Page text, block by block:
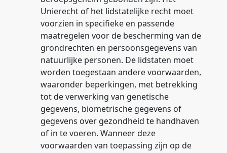
Unierecht of het lidstatelijke recht moet
voorzien in specifieke en passende
maatregelen voor de bescherming van de
grondrechten en persoonsgegevens van
natuurlijke personen. De lidstaten moet
worden toegestaan andere voorwaarden,
waaronder beperkingen, met betrekking
tot de verwerking van genetische
gegevens, biometrische gegevens of
gegevens over gezondheid te handhaven
of in te voeren. Wanneer deze
voorwaarden van toepassing zijn op de